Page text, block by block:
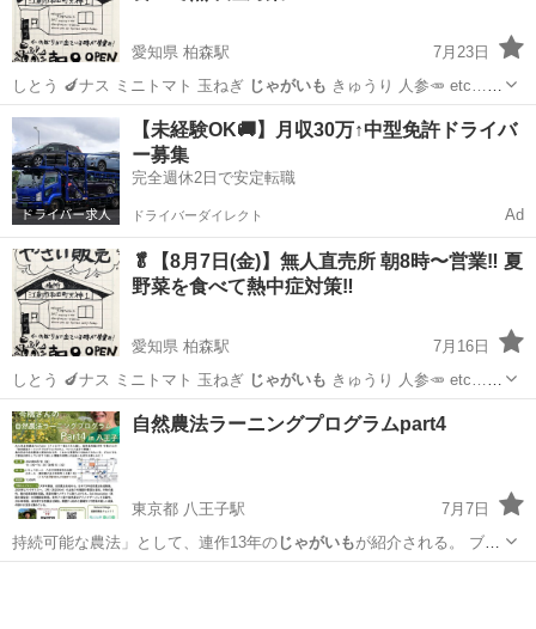
愛知県 柏森駅
7月23日
しとう 🍆ナス ミニトマト 玉ねぎ じゃがいも きゅうり 人参🥕 etc… -
…愛知 江南市 柏森駅 地域/お祭り 直売所
【未経験OK🚚】月収30万↑中型免許ドライバ
ー募集
完全週休2日で安定転職
ドライバーダイレクト Ad
🥬【8月7日(金)】無人直売所 朝8時〜営業‼️ 夏
野菜を食べて熱中症対策‼️
愛知県 柏森駅
7月16日
しとう 🍆ナス ミニトマト 玉ねぎ じゃがいも きゅうり 人参🥕 etc… -
…愛知 丹羽郡 柏森駅 フリーマーケット
自然農法ラーニングプログラムpart4
東京都 八王子駅
7月7日
持続可能な農法」として、連作13年のじゃがいもが紹介される。 ブラ
イト病（茶色くな…